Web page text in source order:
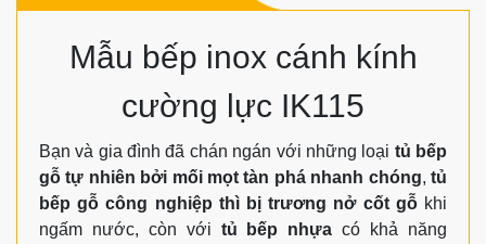
Mẫu bếp inox cánh kính
cường lực IK115
Bạn và gia đình đã chán ngán với những loại tủ bếp
gỗ tự nhiên bởi mối mọt tàn phá nhanh chóng,tủ
bếp gỗ công nghiệp thì bị trương nở cốt gỗkhi
ngấm nước, còn với tủ bếp nhựa có khả năng